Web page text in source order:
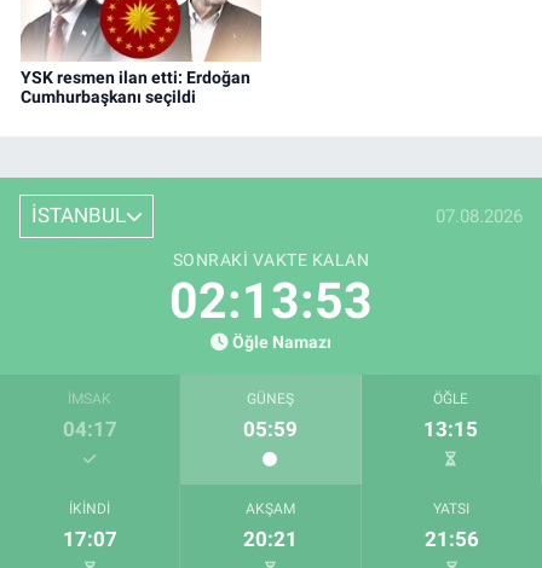
YSK resmen ilan etti: Erdoğan
Cumhurbaşkanı seçildi
İSTANBUL 07.08.2026
SONRAKI VAKTE KALAN
02:13:53
Öğle Namazı
İMSAK
04:17
GÜNEŞ
05:59
ÖĞLE
13:15
İKINDI
17:07
AKŞAM
20:21
YATSI
21:56